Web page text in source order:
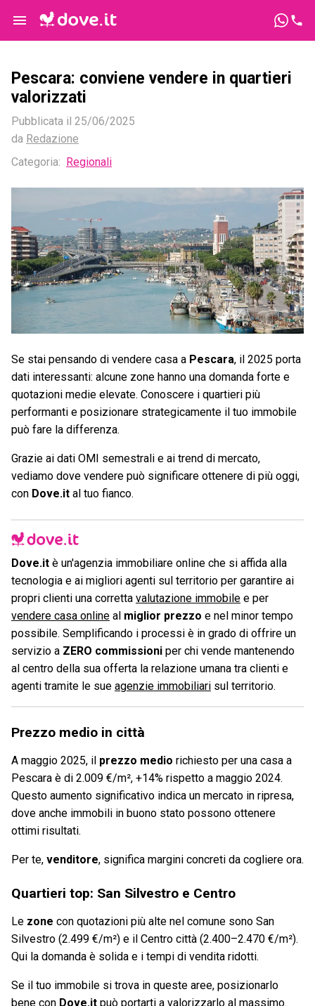
Pescara: conviene vendere in quartieri
valorizzati
Pubblicata il 25/06/2025
da Redazione
Categoria:
Regionali
Se stai pensando di vendere casa a Pescara, il 2025 porta
dati interessanti: alcune zone hanno una domanda forte e
quotazioni medie elevate. Conoscere i quartieri più
performanti e posizionare strategicamente il tuo immobile
può fare la differenza.
Grazie ai dati OMI semestrali e ai trend di mercato,
vediamo dove vendere può significare ottenere di più oggi,
con Dove.it al tuo fianco.
Dove.it è un'agenzia immobiliare online che si affida alla
tecnologia e ai migliori agenti sul territorio per garantire ai
propri clienti una corretta valutazione immobile e per
vendere casa online al miglior prezzo e nel minor tempo
possibile. Semplificando i processi è in grado di offrire un
servizio a ZERO commissioni per chi vende mantenendo
al centro della sua offerta la relazione umana tra clienti e
agenti tramite le sue agenzie immobiliari sul territorio.
Prezzo medio in città
A maggio 2025, il prezzo medio richiesto per una casa a
Pescara è di 2.009 €/m², +14% rispetto a maggio 2024.
Questo aumento significativo indica un mercato in ripresa,
dove anche immobili in buono stato possono ottenere
ottimi risultati.
Per te, venditore, significa margini concreti da cogliere ora.
Quartieri top: San Silvestro e Centro
Le zone con quotazioni più alte nel comune sono San
Silvestro (2.499 €/m²) e il Centro città (2.400–2.470 €/m²).
Qui la domanda è solida e i tempi di vendita ridotti.
Se il tuo immobile si trova in queste aree, posizionarlo
bene con Dove.it può portarti a valorizzarlo al massimo.